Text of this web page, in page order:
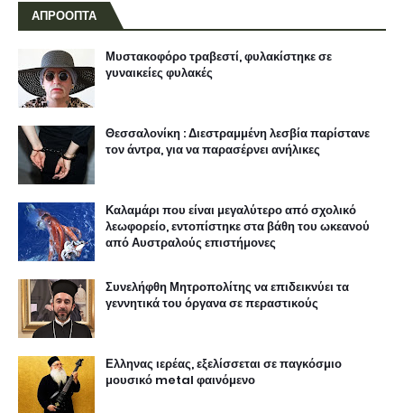
ΑΠΡΟΟΠΤΑ
Μυστακοφόρο τραβεστί, φυλακίστηκε σε
γυναικείες φυλακές
Θεσσαλονίκη : Διεστραμμένη λεσβία παρίστανε
τον άντρα, για να παρασέρνει ανήλικες
Καλαμάρι που είναι μεγαλύτερο από σχολικό
λεωφορείο, εντοπίστηκε στα βάθη του ωκεανού
από Αυστραλούς επιστήμονες
Συνελήφθη Μητροπολίτης να επιδεικνύει τα
γεννητικά του όργανα σε περαστικούς
Ελληνας ιερέας, εξελίσσεται σε παγκόσμιο
μουσικό metal φαινόμενο